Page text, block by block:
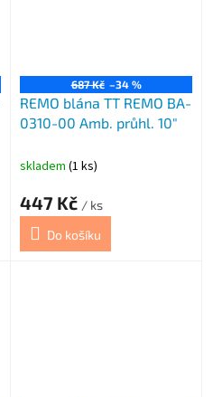
687 Kč –34 %
REMO blána TT REMO BA-
0310-00 Amb. průhl. 10"
skladem (1 ks)
447 Kč / ks
Do košíku